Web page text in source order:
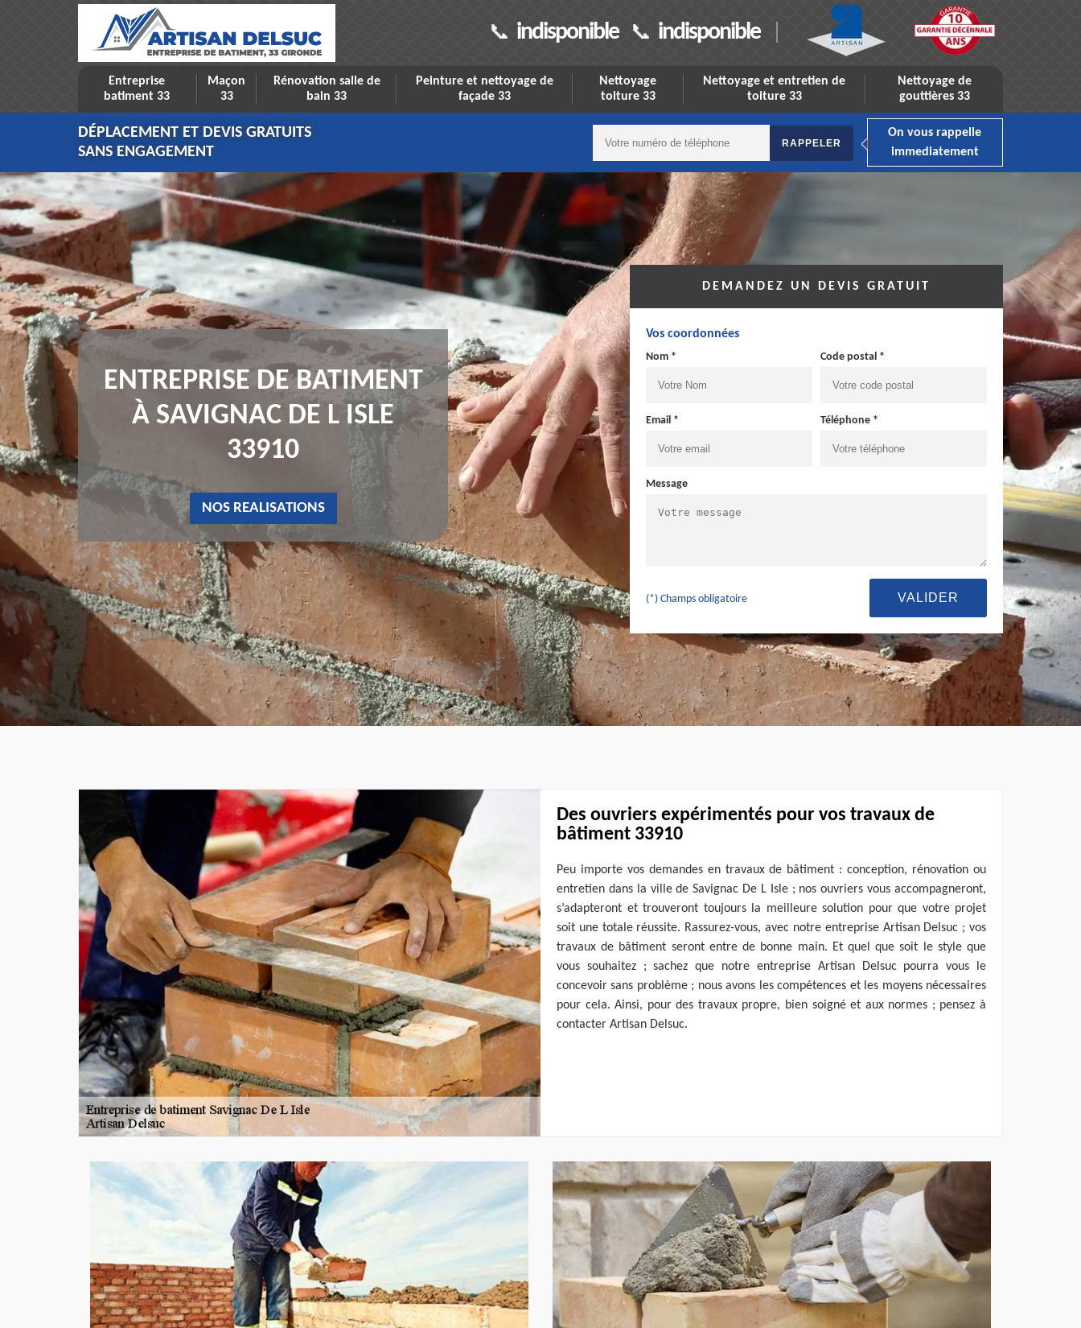
indisponible indisponible
Entreprise
batiment 33
Maçon
33
Rénovation salle de
bain 33
Peinture et nettoyage de
façade 33
Nettoyage
toiture 33
Nettoyage et entretien de
toiture 33
Nettoyage de
gouttières 33
DÉPLACEMENT ET DEVIS GRATUITS
SANS ENGAGEMENT
On vous rappelle
immediatement
ENTREPRISE DE BATIMENT
À SAVIGNAC DE L ISLE
33910
NOS REALISATIONS
DEMANDEZ UN DEVIS GRATUIT
Vos coordonnées
Nom * Code postal *
Email * Téléphone *
Message
(*) Champs obligatoire
Des ouvriers expérimentés pour vos travaux de
bâtiment 33910
Peu importe vos demandes en travaux de bâtiment : conception, rénovation ou
entretien dans la ville de Savignac De L Isle ; nos ouvriers vous accompagneront,
s’adapteront et trouveront toujours la meilleure solution pour que votre projet
soit une totale réussite. Rassurez-vous, avec notre entreprise Artisan Delsuc ; vos
travaux de bâtiment seront entre de bonne main. Et quel que soit le style que
vous souhaitez ; sachez que notre entreprise Artisan Delsuc pourra vous le
concevoir sans problème ; nous avons les compétences et les moyens nécessaires
pour cela. Ainsi, pour des travaux propre, bien soigné et aux normes ; pensez à
contacter Artisan Delsuc.